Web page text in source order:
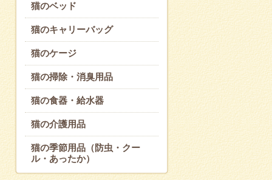
猫のベッド
猫のキャリーバッグ
猫のケージ
猫の掃除・消臭用品
猫の食器・給水器
猫の介護用品
猫の季節用品（防虫・クー
ル・あったか）